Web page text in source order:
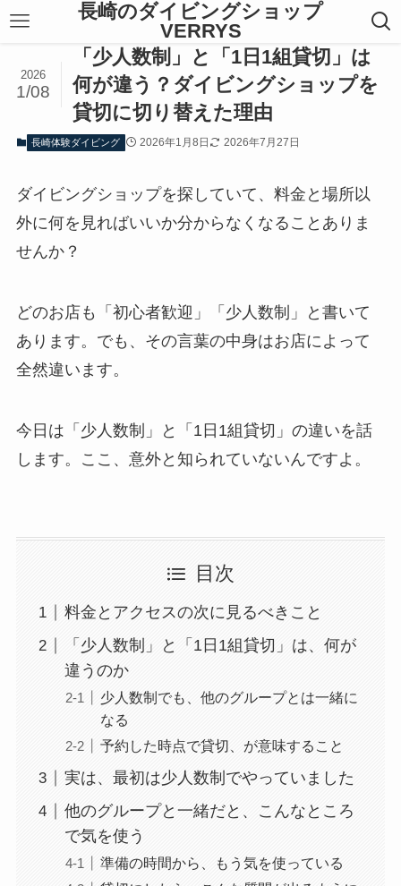
長崎のダイビングショップ
VERRYS
「少人数制」と「1日1組貸切」は
何が違う？ダイビングショップを
貸切に切り替えた理由
2026
1/08
長崎体験ダイビング 2026年1月8日 2026年7月27日
ダイビングショップを探していて、料金と場所以
外に何を見ればいいか分からなくなることありま
せんか？
どのお店も「初心者歓迎」「少人数制」と書いて
あります。でも、その言葉の中身はお店によって
全然違います。
今日は「少人数制」と「1日1組貸切」の違いを話
します。ここ、意外と知られていないんですよ。
目次
料金とアクセスの次に見るべきこと
「少人数制」と「1日1組貸切」は、何が
違うのか
少人数制でも、他のグループとは一緒に
なる
予約した時点で貸切、が意味すること
実は、最初は少人数制でやっていました
他のグループと一緒だと、こんなところ
で気を使う
準備の時間から、もう気を使っている